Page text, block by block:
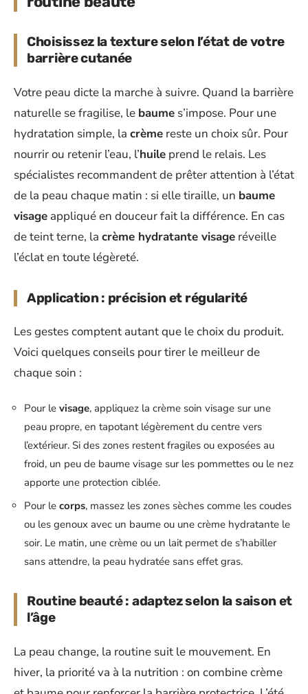
Choisissez la texture selon l’état de votre
barrière cutanée
Votre peau dicte la marche à suivre. Quand la barrière
naturelle se fragilise, le baume s’impose. Pour une
hydratation simple, la crème reste un choix sûr. Pour
nourrir ou retenir l’eau, l’huile prend le relais. Les
spécialistes recommandent de prêter attention à l’état
de la peau chaque matin : si elle tiraille, un baume
visage appliqué en douceur fait la différence. En cas
de teint terne, la crème hydratante visage réveille
l’éclat en toute légèreté.
Application : précision et régularité
Les gestes comptent autant que le choix du produit.
Voici quelques conseils pour tirer le meilleur de
chaque soin :
Pour le visage, appliquez la crème soin visage sur une
peau propre, en tapotant légèrement du centre vers
l’extérieur. Si des zones restent fragiles ou exposées au
froid, un peu de baume visage sur les pommettes ou le nez
apporte une protection ciblée.
Pour le corps, massez les zones sèches comme les coudes
ou les genoux avec un baume ou une crème hydratante le
soir. Le matin, une crème ou un lait permet de s’habiller
sans attendre, la peau hydratée sans effet gras.
Routine beauté : adaptez selon la saison et
l’âge
La peau change, la routine suit le mouvement. En
hiver, la priorité va à la nutrition : on combine crème